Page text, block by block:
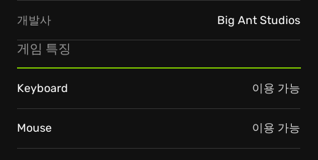
개발사 Big Ant Studios
게임 특징
Keyboard 이용 가능
Mouse 이용 가능